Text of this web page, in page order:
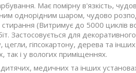
Має помірну в'язкість,
однорідним шаром, чудово
(Витримує до 5000 циклів
Застосовується для
гіпсокартону, дерева та
так і у вологих приміщеннях.
медичних та інших